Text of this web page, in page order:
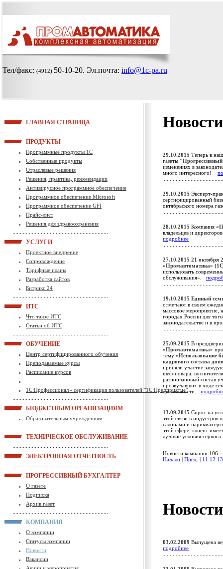
Тел/факс: (4912) 50-10-20. Эл.почта: info@1c-pa.ru
ГЛАВНАЯ СТРАНИЦА
ПРОДУКТЫ
Программные продукты 1С
Собственные продукты
Отраслевые решения
Решения, практика, рекомендации
Антивирусное программное обеспечение
Программное обеспечение Microsoft
Программное обеспечение GFI
Прайс-лист
Решения для здравоохранения
УСЛУГИ
Проектное внедрение
Сопровождение
Тарифные планы
Разработка сайтов
Битрикс 24
ИТС
Что такое ИТС
Статьи об ИТС
ОБУЧЕНИЕ
Центр сертифицированного обучения
Преподаваемые курсы
Расписание курсов
1С:Профессионал - сертификация пользователей "1С:Предприятие"
БЮДЖЕТНЫМ ОРГАНИЗАЦИЯМ
Образовательным учреждениям
ТЕХНИЧЕСКОЕ ОБСЛУЖИВАНИЕ
ЭЛЕКТРОННАЯ ОТЧЕТНОСТЬ
ПРОГРЕССИВНЫЙ БУХГАЛТЕР
О газете
Подписка
Архив газет
КОМПАНИЯ
О компании
Статусы компании
Новости
Вакансии
29.10.2015 Теперь в
газеты
изменениях в
много интересного!
29.10.2015 Эксперт-
сертифицированный
октябрьского номера
28.10.2015 Компания
владельцев и
подробнее
27.10.2015 21 октября
«Промавтоматика»
использовать
обслуживания».
19.10.2015 Единый
отмечают в своем
массовое мероприятие,
городах России для
законодательстве и в
25.09.2015 В
«Промавтоматика»
тему «Использование
кадрового состава
приняли участие
шеф-повара,
разноплановый состав
прозвучавших в ходе
деятельности.
13.09.2015 Спрос на
этой связи в индустрия
салонами и
этой сфере, клиент
лучшие условия
Новости компании 106 -
Начало
Пред. 11 12 13
03.02.2009 Выпущена
подробнее